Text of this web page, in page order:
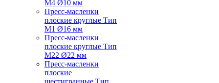
M4 Ø10 мм
Пресс-масленки
плоские круглые Тип
M1 Ø16 мм
Пресс-масленки
плоские круглые Тип
M22 Ø22 мм
Пресс-масленки
плоские
шестигранные Тип